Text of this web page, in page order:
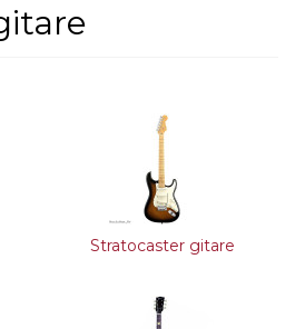
Stratocaster gitare